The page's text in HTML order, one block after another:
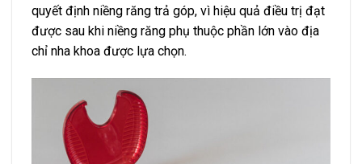
quyết định niềng răng trả góp, vì hiệu quả điều trị đạt
được sau khi niềng răng phụ thuộc phần lớn vào địa
chỉ nha khoa được lựa chọn.